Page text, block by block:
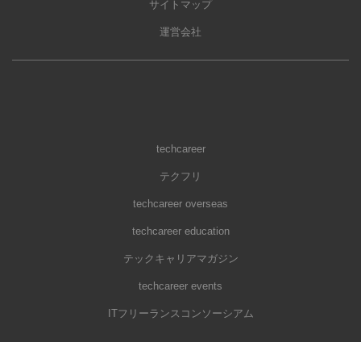
サイトマップ
運営会社
techcareer
テクフリ
techcareer overseas
techcareer education
テックキャリアマガジン
techcareer events
ITフリーランスコンソーシアム